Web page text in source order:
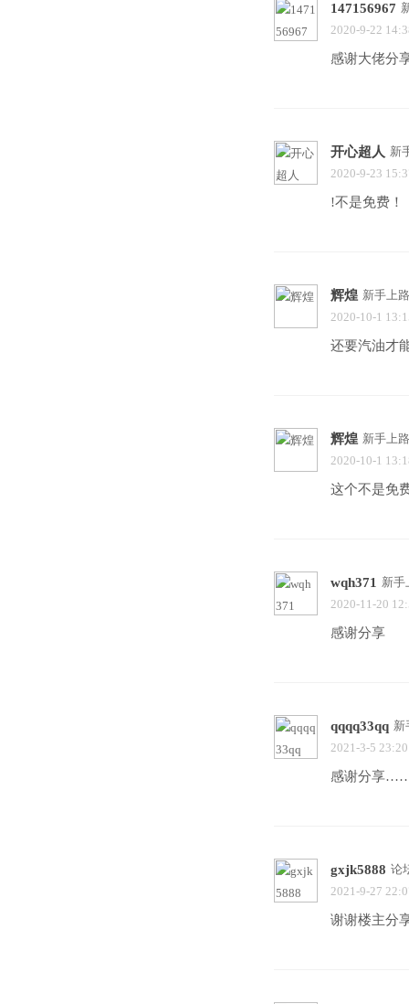
147156967
2020-9-22
感谢大佬分
开心超人 新
2020-9-23
!不是免费！
辉煌 新手上路
2020-10-1
还要汽油才
辉煌 新手上路
2020-10-1
这个不是免
wqh371 新手
2020-11-20
感谢分享
qqqq33qq 新
2021-3-5
感谢分享
gxjk5888 论
2021-9-27
谢谢楼主分